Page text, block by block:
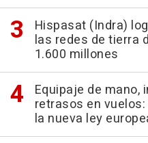
Hispasat (Indra)
las redes de tierra
1.600 millones
Equipaje de
retrasos en
la nueva ley